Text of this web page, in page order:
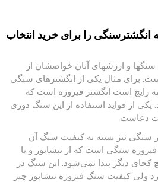
انگشترسنگی را برای خرید انتخاب
و ارزشهای آنان خواصشان از
برای مثال یکی از انگشترهای سنگی
رایج است انگشتر فیروزه است که
یکی از فواید استفاده از این سنگ دوری
سنگی نیز بسته به کیفیت سنگ آن
سنگی است که از نیشابور و با
کجای دیگر پیدا نمی‌شود. این سنگ در
ولی کیفیت سنگ فیروزه نیشابور چیز